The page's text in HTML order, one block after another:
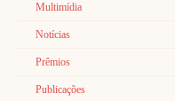
Multimídia
Notícias
Prêmios
Publicações